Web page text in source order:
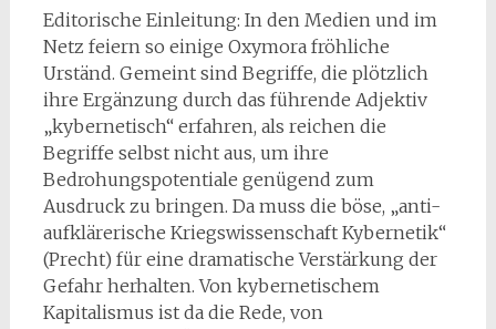
Editorische Einleitung: In den Medien und im
Netz feiern so einige Oxymora fröhliche
Urständ. Gemeint sind Begriffe, die plötzlich
ihre Ergänzung durch das führende Adjektiv
„kybernetisch“ erfahren, als reichen die
Begriffe selbst nicht aus, um ihre
Bedrohungspotentiale genügend zum
Ausdruck zu bringen. Da muss die böse, „anti-
aufklärerische Kriegswissenschaft Kybernetik“
(Precht) für eine dramatische Verstärkung der
Gefahr herhalten. Von kybernetischem
Kapitalismus ist da die Rede, von